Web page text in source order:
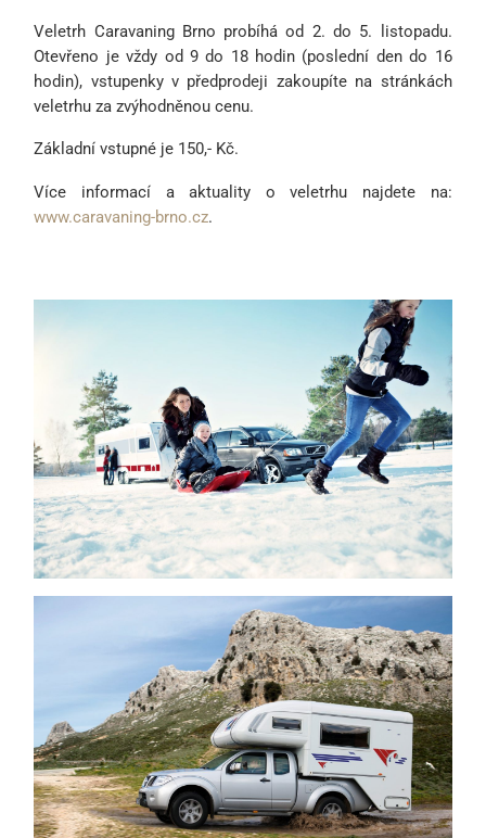
Veletrh Caravaning Brno probíhá od 2. do 5. listopadu.
Otevřeno je vždy od 9 do 18 hodin (poslední den do 16
hodin), vstupenky v předprodeji zakoupíte na stránkách
veletrhu za zvýhodněnou cenu.
Základní vstupné je 150,- Kč.
Více informací a aktuality o veletrhu najdete na:
www.caravaning-brno.cz.